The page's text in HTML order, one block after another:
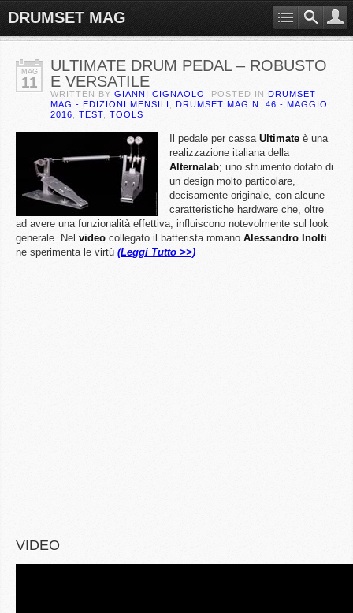
DRUMSET MAG
MAG
11
ULTIMATE DRUM PEDAL – ROBUSTO
E VERSATILE
WRITTEN BY GIANNI CIGNAOLO . POSTED IN DRUMSET
MAG - EDIZIONI MENSILI
DRUMSET MAG N. 46 - MAGGIO
2016
TEST TOOLS
Il pedale per cassa Ultimate è una
realizzazione italiana della
Alternalab; uno strumento dotato di
un design molto particolare,
decisamente originale, con alcune
caratteristiche hardware che, oltre
ad avere una funzionalità effettiva, influiscono notevolmente sul look
generale. Nel video collegato il batterista romano Alessandro Inolti
ne sperimenta le virtù (Leggi Tutto >>)
VIDEO